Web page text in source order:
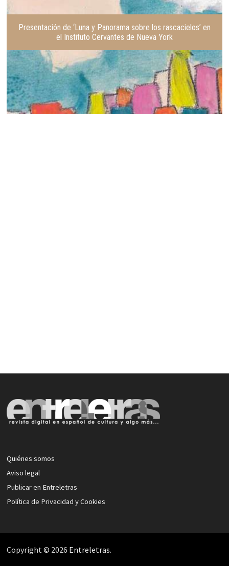
Presentación de ‘Luna y Panorama sobre los rascacielos’ en
el Instituto Cervantes de Nueva York
Quiénes somos
Aviso legal
Publicar en Entreletras
Política de Privacidad y Cookies
Copyright © 2026 Entreletras.